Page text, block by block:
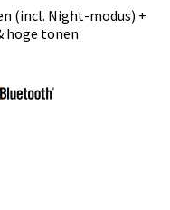
(incl. Night-modus) +
hoge tonen